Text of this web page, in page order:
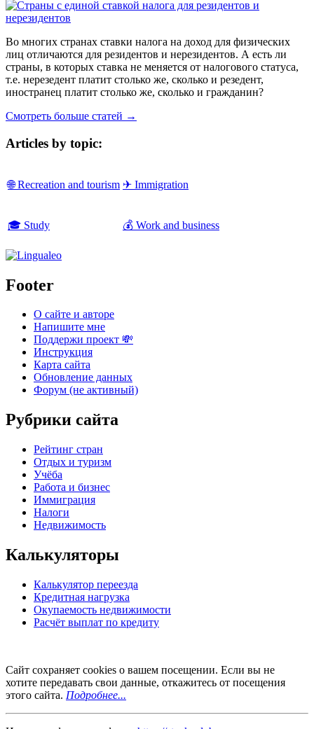
Во многих странах ставки налога на доход для физических
лиц отличаются для резидентов и нерезидентов. А есть ли
страны, в которых ставка не меняется от налогового статуса,
т.е. нерезедент платит столько же, сколько и резедент,
иностранец платит столько же, сколько и гражданин?
Смотреть больше статей →
Articles by topic:
🌐 Recreation and tourism ✈ Immigration
🎓 Study 💰 Work and business
Footer
О сайте и авторе
Напишите мне
Поддержи проект 💸
Инструкция
Карта сайта
Обновление данных
Форум (не активный)
Рубрики сайта
Рейтинг стран
Отдых и туризм
Учёба
Работа и бизнес
Иммиграция
Налоги
Недвижимость
Калькуляторы
Калькулятор переезда
Кредитная нагрузка
Окупаемость недвижимости
Расчёт выплат по кредиту
Сайт сохраняет cookies о вашем посещении. Если вы не
хотите передавать свои данные, откажитесь от посещения
этого сайта. Подробнее...